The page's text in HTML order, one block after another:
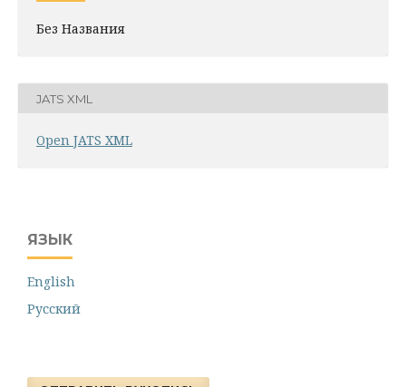
Без Названия
JATS XML
Open JATS XML
ЯЗЫК
English
Русский